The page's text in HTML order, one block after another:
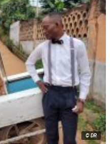
© DR